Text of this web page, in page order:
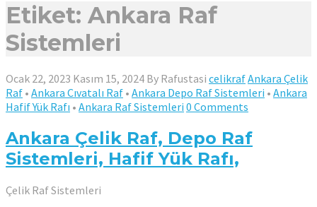
Etiket: Ankara Raf
Sistemleri
Ocak 22, 2023 Kasım 15, 2024 By Rafustasi celikrafAnkara Çelik
Raf • Ankara Cıvatalı Raf • Ankara Depo Raf Sistemleri • Ankara
Hafif Yük Rafı • Ankara Raf Sistemleri 0 Comments
Ankara Çelik Raf, Depo Raf
Sistemleri, Hafif Yük Rafı,
Çelik Raf Sistemleri